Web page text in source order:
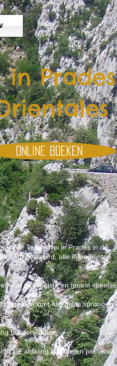
in Prades
in de Tête-vallei in Prades in de
15m bewaterd, alle ingrediënten
van de mooiste en meest speelse
maar je kunt alle grote sprongen
te overwinnen.
de afdaling is 2 dagen per week
Online boeken